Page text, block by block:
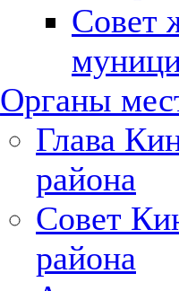
Совет
Органы
Глава
района
Совет
района